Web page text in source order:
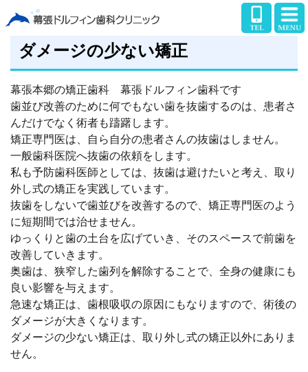
ダメージの少ない矯正
幕張本郷の矯正歯科 幕張ドルフィン歯科です
歯並び改善のために何でもない歯を抜歯するのは、患者さ
んだけでなく術者も躊躇します。
矯正専門医は、自ら自分の患者さんの抜歯はしません。
一般歯科医院へ抜歯の依頼をします。
私も予防歯科医師としては、抜歯は避けたいと考え、取り
外し式の矯正を実践しています。
抜歯をしないで歯並びを改善するので、矯正専門医のよう
に短期間では治せません。
ゆっくりと歯の土台を広げていき、そのスペースで前歯を
改善していきます。
奥歯は、狭窄した歯列を解除することで、全身の健康にも
良い影響を与えます。
急速な矯正は、歯根吸収の原因にもなりますので、術後の
ダメージが大きくなります。
ダメージの少ない矯正は、取り外し式の矯正以外にありま
せん。